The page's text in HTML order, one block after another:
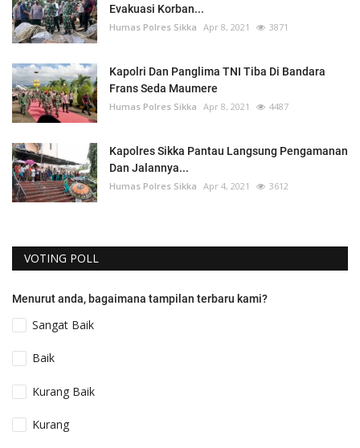
Evakuasi Korban...
Humas Polres Sikka Apr 8, 2021 3871
Kapolri Dan Panglima TNI Tiba Di Bandara
Frans Seda Maumere
Humas Polres Sikka Apr 8, 2021 4487
Kapolres Sikka Pantau Langsung Pengamanan
Dan Jalannya...
Humas Polres Sikka Apr 4, 2021 3612
VOTING POLL
Menurut anda, bagaimana tampilan terbaru kami?
Sangat Baik
Baik
Kurang Baik
Kurang